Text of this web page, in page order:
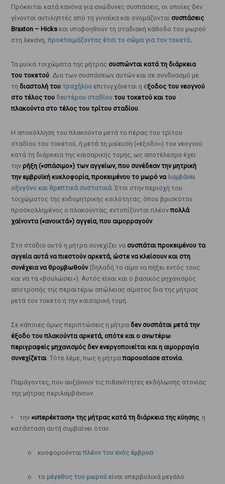
Πρόκειται κατά κανόνα για ανώδυνες συσπάσεις, οι οποίες δεν
γίνονται αντιληπτές από τη γυναίκα και ονομάζονται συσπάσεις
Braxton – Hicksκαι υποβοηθούν τη σταδιακή κάθοδο του μωρού
στη λεκάνη, προετοιμάζοντας έτσι το σώμα για τον τοκετό.
Τα μυϊκά τοιχώματα της μήτρας συσπώνται κατά τη διάρκεια
του τοκετού. Δια των συσπάσεων αυτών και σε συνδυασμό με
τη διαστολή του τραχήλουεπιτυγχάνεται η έξοδος του νεογνού
στο τέλος τουδευτέρου σταδίουτου τοκετού και του
πλακούντα στο τέλος του τρίτου σταδίου.
Η αποκόλληση του πλακούντα μετά το πέρας του τρίτου
σταδίου του τοκετού, ή μετά τη μαίευση («έξοδο») του νεογνού
κατά τη διάρκεια της καισαρικής τομής, ως αποτέλεσμα έχει
την ρήξη («σπάσιμο») των αγγείων, που συνέδεαν την μητρική
την εμβρυϊκή κυκλοφορία, προκειμένου το μωρό ναλαμβάνει
οξυγόνο και θρεπτικά συστατικά. Έτσι στην περιοχή του
τοιχώματος της ενδομητρικής κοιλότητας, όπου βρισκόταν
προσκολλημένος ο πλακούντας, εντοπίζονται πλέονπολλά
χαίνοντα («ανοικτά») αγγεία, που αιμορραγούν.
Στο στάδιο αυτό η μήτρα συνεχίζει να συσπάται προκειμένου τα
αγγεία αυτά να πιεστούν αρκετά, ώστε να κλείσουν και στη
συνέχεια να θρομβωθούν(δηλαδή το αίμα να πήξει εντός τους
και να τα «βουλώσει»). Αυτός είναι και ο βασικός μηχανισμός
αποτροπής της περαιτέρω απώλειας αίματος δια της μήτρας
μετά τον τοκετό ή την καισαρική τομή.
Σε κάποιες όμως περιπτώσεις η μήτρα δεν συσπάται μετά την
έξοδο του πλακούντα αρκετά, οπότε και ο ανωτέρω
περιγραφείς μηχανισμός δεν ενεργοποιείται και η αιμορραγία
συνεχίζεται. Τότε λέμε, πως η μήτραπαρουσίασε ατονία.
Παράγοντες, που αυξάνουν τις πιθανότητες εκδήλωσης ατονίας
της μήτρας περιλαμβάνουν:
• την «υπερέκταση» της μήτρας κατά τη διάρκεια της κύησης, η
κατάσταση αυτή συμβαίνει όταν:
o κυοφορούνται πλέον του ενός έμβρυα
o το μέγεθος του μωρούείναι υπερβολικά μεγάλο